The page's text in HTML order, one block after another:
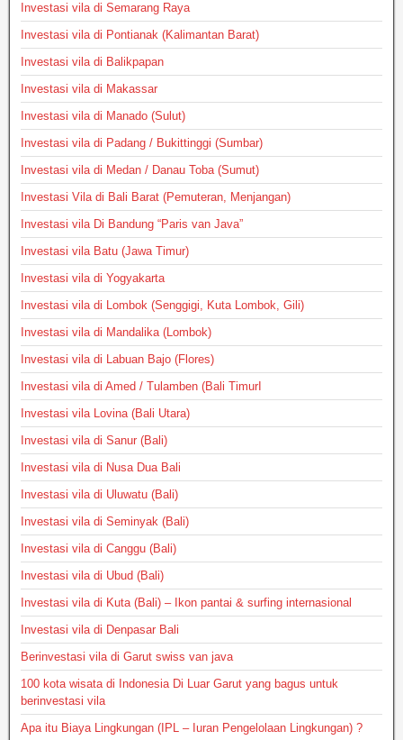
Investasi vila di Semarang Raya
Investasi vila di Pontianak (Kalimantan Barat)
Investasi vila di Balikpapan
Investasi vila di Makassar
Investasi vila di Manado (Sulut)
Investasi vila di Padang / Bukittinggi (Sumbar)
Investasi vila di Medan / Danau Toba (Sumut)
Investasi Vila di Bali Barat (Pemuteran, Menjangan)
Investasi vila Di Bandung “Paris van Java”
Investasi vila Batu (Jawa Timur)
Investasi vila di Yogyakarta
Investasi vila di Lombok (Senggigi, Kuta Lombok, Gili)
Investasi vila di Mandalika (Lombok)
Investasi vila di Labuan Bajo (Flores)
Investasi vila di Amed / Tulamben (Bali TimurI
Investasi vila Lovina (Bali Utara)
Investasi vila di Sanur (Bali)
Investasi vila di Nusa Dua Bali
Investasi vila di Uluwatu (Bali)
Investasi vila di Seminyak (Bali)
Investasi vila di Canggu (Bali)
Investasi vila di Ubud (Bali)
Investasi vila di Kuta (Bali) – Ikon pantai & surfing internasional
Investasi vila di Denpasar Bali
Berinvestasi vila di Garut swiss van java
100 kota wisata di Indonesia Di Luar Garut yang bagus untuk
berinvestasi vila
Apa itu Biaya Lingkungan (IPL – Iuran Pengelolaan Lingkungan) ?